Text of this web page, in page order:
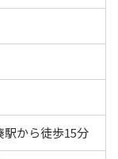
駅から徒歩15分